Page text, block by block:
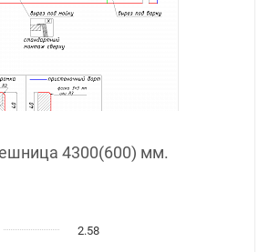
4300(600) мм.
2.58